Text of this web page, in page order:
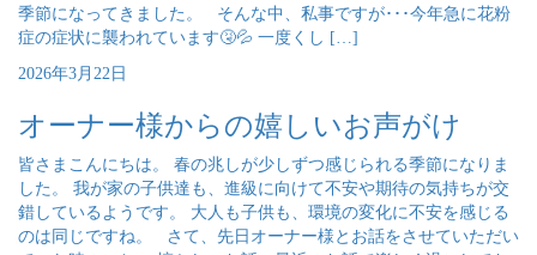
季節になってきました。 そんな中、私事ですが･･･今年急に花粉
症の症状に襲われています🤧💦 一度くし […]
2026年3月22日
オーナー様からの嬉しいお声がけ
皆さまこんにちは。 春の兆しが少しずつ感じられる季節になりま
した。 我が家の子供達も、進級に向けて不安や期待の気持ちが交
錯しているようです。 大人も子供も、環境の変化に不安を感じる
のは同じですね。 さて、先日オーナー様とお話をさせていただい